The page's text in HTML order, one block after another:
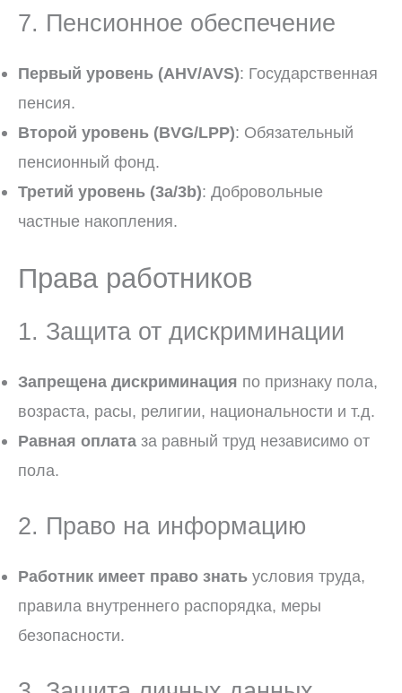
7. Пенсионное обеспечение
Первый уровень (AHV/AVS): Государственная
пенсия.
Второй уровень (BVG/LPP): Обязательный
пенсионный фонд.
Третий уровень (3a/3b): Добровольные
частные накопления.
Права работников
1. Защита от дискриминации
Запрещена дискриминация по признаку пола,
возраста, расы, религии, национальности и т.д.
Равная оплата за равный труд независимо от
пола.
2. Право на информацию
Работник имеет право знать условия труда,
правила внутреннего распорядка, меры
безопасности.